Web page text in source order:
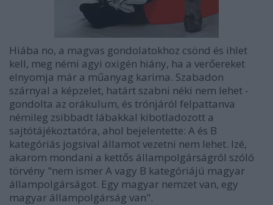
Hiába no, a magvas gondolatokhoz csönd és ihlet
kell, meg némi agyi oxigén hiány, ha a verőereket
elnyomja már a műanyag karima. Szabadon
szárnyal a képzelet, határt szabni néki nem lehet -
gondolta az orákulum, és trónjáról felpattanva
némileg zsibbadt lábakkal kibotladozott a
sajtótájékoztatóra, ahol bejelentette: A és B
kategóriás jogsival államot vezetni nem lehet. Izé,
akarom mondani a kettős állampolgárságról szóló
törvény "nem ismer A vagy B kategóriájú magyar
állampolgárságot. Egy magyar nemzet van, egy
magyar állampolgárság van".